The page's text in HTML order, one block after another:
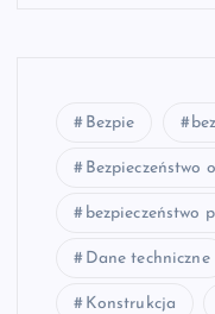
Bezpie
Bezpieczeństwo
bezpieczeństwo
Dane techniczne
Konstrukcja